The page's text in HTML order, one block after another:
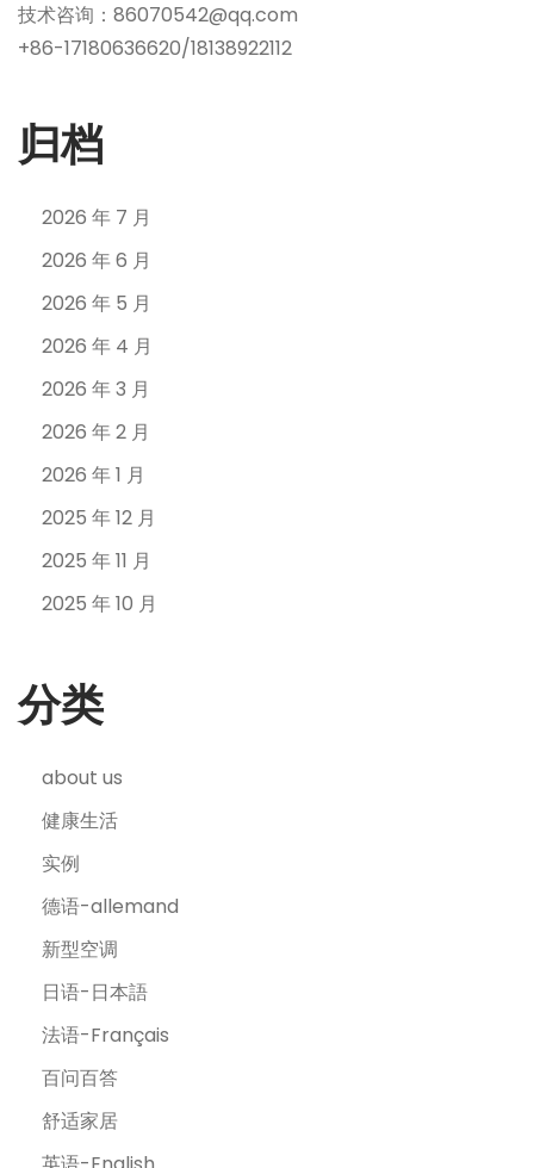
技术咨询：86070542@qq.com
+86-17180636620/18138922112
归档
2026 年 7 月
2026 年 6 月
2026 年 5 月
2026 年 4 月
2026 年 3 月
2026 年 2 月
2026 年 1 月
2025 年 12 月
2025 年 11 月
2025 年 10 月
分类
about us
健康生活
实例
德语-allemand
新型空调
日语-日本語
法语-Français
百问百答
舒适家居